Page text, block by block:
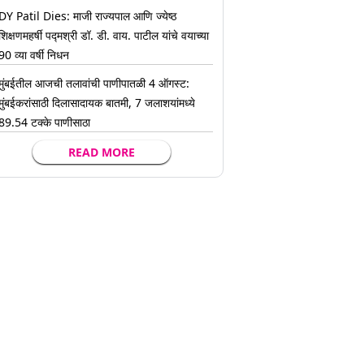
DY Patil Dies: माजी राज्यपाल आणि ज्येष्ठ
पद्मश्री डॉ. डी. वाय. पाटील यांचे वयाच्या
व्या वर्षी निधन
आजची तलावांची पाणीपातळी 4 ऑगस्ट:
दिलासादायक बातमी, 7 जलाशयांमध्ये
टक्के पाणीसाठा
READ MORE